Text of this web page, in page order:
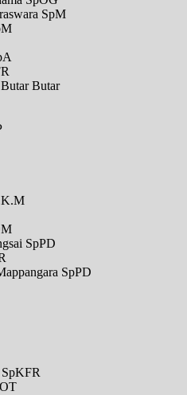
SpM
Butar
SpPD
SpPD
SpKFR